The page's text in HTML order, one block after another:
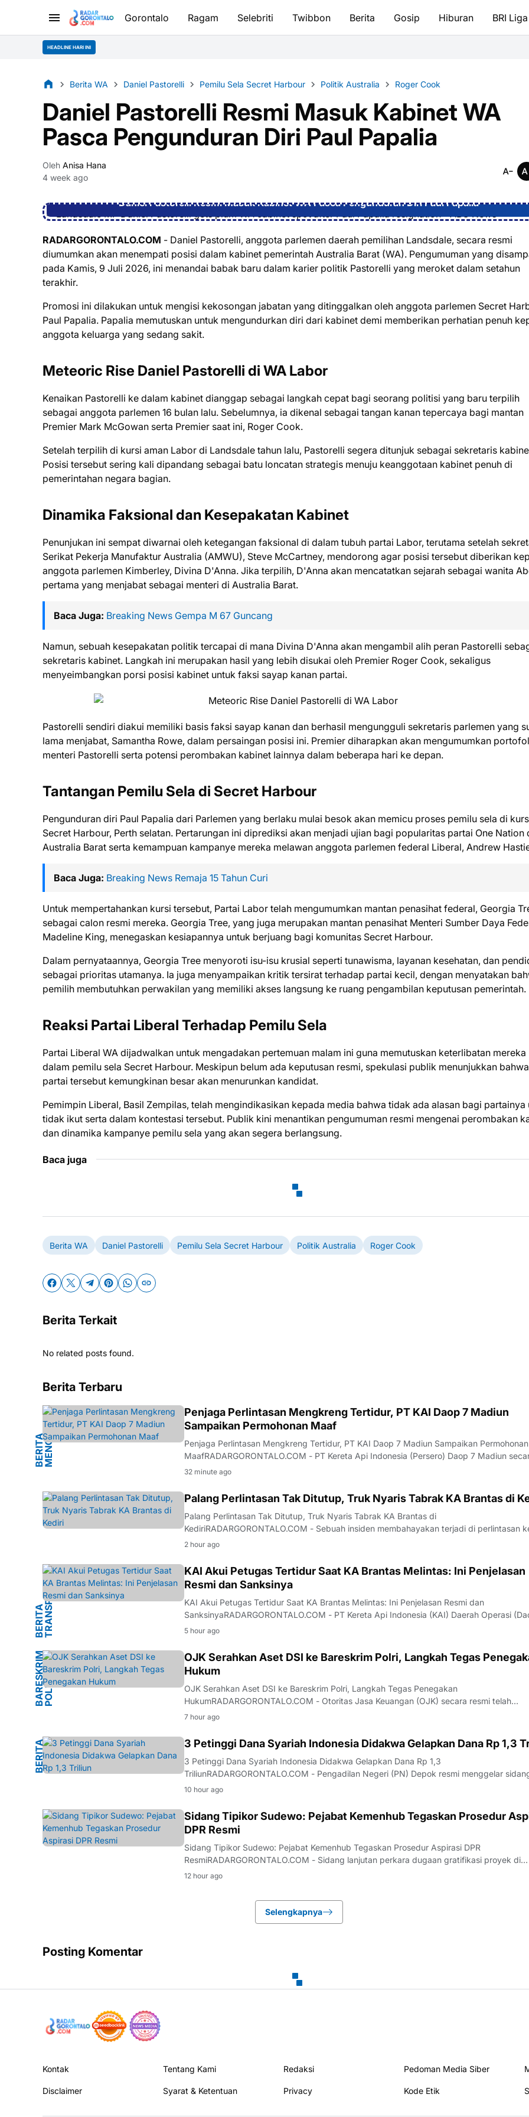
Gorontalo Ragam Selebriti Twibbon Berita Gosip Hiburan BRI Liga
HEADLINE HARI INI
Berita WA Daniel Pastorelli Pemilu Sela Secret Harbour Politik Australia Roger Cook
Daniel Pastorelli Resmi Masuk Kabinet WA
Pasca Pengunduran Diri Paul Papalia
Oleh Anisa Hana
4 week ago
Daniel Pastorelli Resmi Masuk Kabinet WA Pasca Pengunduran Diri Paul Papalia
RADARGORONTALO.COM - Daniel Pastorelli, anggota parlemen daerah pemilihan Landsdale, secara resmi
diumumkan akan menempati posisi dalam kabinet pemerintah Australia Barat (WA). Pengumuman yang
pada Kamis, 9 Juli 2026, ini menandai babak baru dalam karier politik Pastorelli yang meroket dalam setahun
terakhir.
Promosi ini dilakukan untuk mengisi kekosongan jabatan yang ditinggalkan oleh anggota parlemen Secret
Paul Papalia. Papalia memutuskan untuk mengundurkan diri dari kabinet demi memberikan perhatian penuh
anggota keluarga yang sedang sakit.
Meteoric Rise Daniel Pastorelli di WA Labor
Kenaikan Pastorelli ke dalam kabinet dianggap sebagai langkah cepat bagi seorang politisi yang baru terpilih
sebagai anggota parlemen 16 bulan lalu. Sebelumnya, ia dikenal sebagai tangan kanan tepercaya bagi mantan
Premier Mark McGowan serta Premier saat ini, Roger Cook.
Setelah terpilih di kursi aman Labor di Landsdale tahun lalu, Pastorelli segera ditunjuk sebagai sekretaris
Posisi tersebut sering kali dipandang sebagai batu loncatan strategis menuju keanggotaan kabinet penuh di
pemerintahan negara bagian.
Dinamika Faksional dan Kesepakatan Kabinet
Penunjukan ini sempat diwarnai oleh ketegangan faksional di dalam tubuh partai Labor, terutama setelah
Serikat Pekerja Manufaktur Australia (AMWU), Steve McCartney, mendorong agar posisi tersebut diberikan
anggota parlemen Kimberley, Divina D'Anna. Jika terpilih, D'Anna akan mencatatkan sejarah sebagai wanita
pertama yang menjabat sebagai menteri di Australia Barat.
Baca Juga: Breaking News Gempa M 67 Guncang
Namun, sebuah kesepakatan politik tercapai di mana Divina D'Anna akan mengambil alih peran Pastorelli
sekretaris kabinet. Langkah ini merupakan hasil yang lebih disukai oleh Premier Roger Cook, sekaligus
menyeimbangkan porsi posisi kabinet untuk faksi sayap kanan partai.
Pastorelli sendiri diakui memiliki basis faksi sayap kanan dan berhasil mengungguli sekretaris parlemen yang
lama menjabat, Samantha Rowe, dalam persaingan posisi ini. Premier diharapkan akan mengumumkan
menteri Pastorelli serta potensi perombakan kabinet lainnya dalam beberapa hari ke depan.
Tantangan Pemilu Sela di Secret Harbour
Pengunduran diri Paul Papalia dari Parlemen yang berlaku mulai besok akan memicu proses pemilu sela di
Secret Harbour, Perth selatan. Pertarungan ini diprediksi akan menjadi ujian bagi popularitas partai One Nation
Australia Barat serta kemampuan kampanye mereka melawan anggota parlemen federal Liberal, Andrew
Baca Juga: Breaking News Remaja 15 Tahun Curi
Untuk mempertahankan kursi tersebut, Partai Labor telah mengumumkan mantan penasihat federal, Georgia
sebagai calon resmi mereka. Georgia Tree, yang juga merupakan mantan penasihat Menteri Sumber Daya
Madeline King, menegaskan kesiapannya untuk berjuang bagi komunitas Secret Harbour.
Dalam pernyataannya, Georgia Tree menyoroti isu-isu krusial seperti tunawisma, layanan kesehatan, dan
sebagai prioritas utamanya. Ia juga menyampaikan kritik tersirat terhadap partai kecil, dengan menyatakan
pemilih membutuhkan perwakilan yang memiliki akses langsung ke ruang pengambilan keputusan pemerintah.
Reaksi Partai Liberal Terhadap Pemilu Sela
Partai Liberal WA dijadwalkan untuk mengadakan pertemuan malam ini guna memutuskan keterlibatan mereka
dalam pemilu sela Secret Harbour. Meskipun belum ada keputusan resmi, spekulasi publik menunjukkan bahwa
partai tersebut kemungkinan besar akan menurunkan kandidat.
Pemimpin Liberal, Basil Zempilas, telah mengindikasikan kepada media bahwa tidak ada alasan bagi partainya
tidak ikut serta dalam kontestasi tersebut. Publik kini menantikan pengumuman resmi mengenai perombakan
dan dinamika kampanye pemilu sela yang akan segera berlangsung.
Baca juga
Berita WA Daniel Pastorelli Pemilu Sela Secret Harbour Politik Australia Roger Cook
Berita Terkait
No related posts found.
Berita Terbaru
B
E
R
I
T
A
M
E
N
G
K
R
E
NG
Penjaga Perlintasan Mengkreng Tertidur, PT KAI Daop 7 Madiun
Sampaikan Permohonan Maaf
Penjaga Perlintasan Mengkreng Tertidur, PT KAI Daop 7 Madiun Sampaikan Permohonan
MaafRADARGORONTALO.COM - PT Kereta Api Indonesia (Persero) Daop 7 Madiun
terbuka menyampaikan permohonan maaf yang mendalam kepada seluruh masyarakat
32 minute ago
BERITA Palang Perlintasan Tak Ditutup, Truk Nyaris Tabrak KA Brantas di
Palang Perlintasan Tak Ditutup, Truk Nyaris Tabrak KA Brantas di
KediriRADARGORONTALO.COM - Sebuah insiden membahayakan terjadi di perlintasan
api Simpang Mengkreng, Kecamatan Purwoasri, Kabupaten Kediri, yang melibatkan KA
2 hour ago
B
E
R
I
T
A
T
R
A
N
S
P
O
R
T
A
SI
KAI Akui Petugas Tertidur Saat KA Brantas Melintas: Ini Penjelasan
Resmi dan Sanksinya
KAI Akui Petugas Tertidur Saat KA Brantas Melintas: Ini Penjelasan Resmi dan
SanksinyaRADARGORONTALO.COM - PT Kereta Api Indonesia (KAI) Daerah Operasi
Madiun telah memberikan klarifikasi resmi terkait insiden palang pintu perlintasan di
5 hour ago
B
A
RE
S
K
R
I
M
P
O
L
RI
OJK Serahkan Aset DSI ke Bareskrim Polri, Langkah Tegas
Hukum
OJK Serahkan Aset DSI ke Bareskrim Polri, Langkah Tegas Penegakan
HukumRADARGORONTALO.COM - Otoritas Jasa Keuangan (OJK) secara resmi telah
menyerahkan sejumlah aset milik PT Dana Syariah Indonesia (PT DSI) kepada Bareskrim
7 hour ago
B
E
R
I
T
A
H
U
K
UM 3 Petinggi Dana Syariah Indonesia Didakwa Gelapkan Dana Rp 1,3
3 Petinggi Dana Syariah Indonesia Didakwa Gelapkan Dana Rp 1,3
TriliunRADARGORONTALO.COM - Pengadilan Negeri (PN) Depok resmi menggelar
perdana kasus dugaan penggelapan dana yang melibatkan petinggi PT Dana Syariah
10 hour ago
HUKUM
Sidang Tipikor Sudewo: Pejabat Kemenhub Tegaskan Prosedur
DPR Resmi
Sidang Tipikor Sudewo: Pejabat Kemenhub Tegaskan Prosedur Aspirasi DPR
ResmiRADARGORONTALO.COM - Sidang lanjutan perkara dugaan gratifikasi proyek di
lingkungan Direktorat Jenderal Perkeretaapian (DJKA) dengan terdakwa mantan anggota
12 hour ago
Selengkapnya
Posting Komentar
Kontak Tentang Kami Redaksi Pedoman Media Siber
Disclaimer Syarat & Ketentuan Privacy Kode Etik